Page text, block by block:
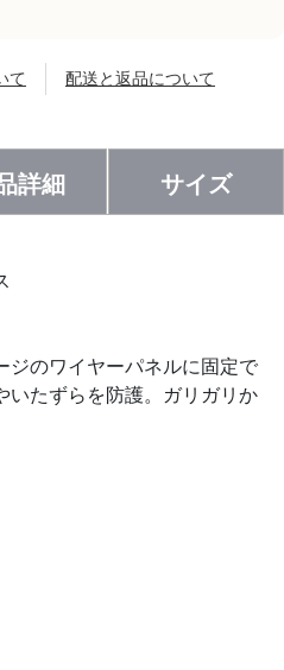
て 配送と返品について
詳細 サイズ
ジのワイヤーパネルに固定で
いたずらを防護。ガリガリか